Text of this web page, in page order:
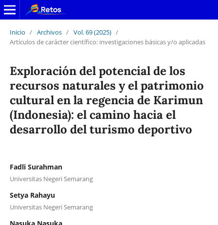
Inicio / Archivos / Vol. 69 (2025) /
Artículos de carácter científico: investigaciones básicas y/o aplicadas
Exploración del potencial de los
recursos naturales y el patrimonio
cultural en la regencia de Karimun
(Indonesia): el camino hacia el
desarrollo del turismo deportivo
Fadli Surahman
Universitas Negeri Semarang
Setya Rahayu
Universitas Negeri Semarang